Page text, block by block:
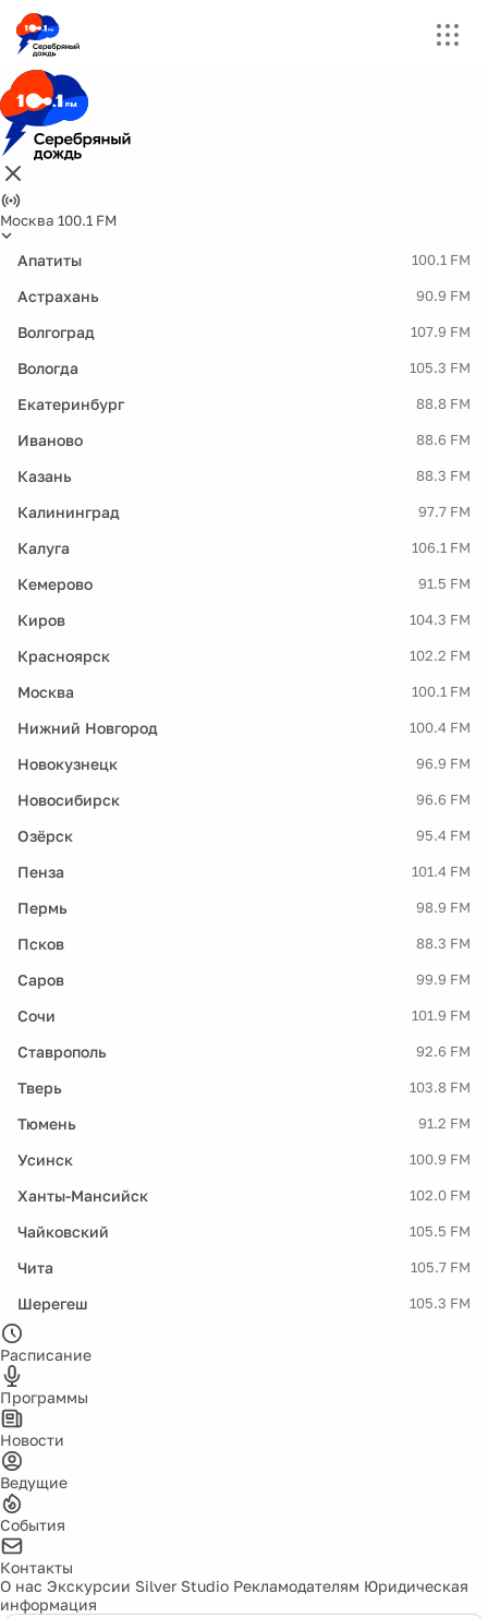
Москва 100.1 FM
Апатиты 100.1 FM
Астрахань 90.9 FM
Волгоград 107.9 FM
Вологда 105.3 FM
Екатеринбург 88.8 FM
Иваново 88.6 FM
Казань 88.3 FM
Калининград 97.7 FM
Калуга 106.1 FM
Кемерово 91.5 FM
Киров 104.3 FM
Красноярск 102.2 FM
Москва 100.1 FM
Нижний Новгород 100.4 FM
Новокузнецк 96.9 FM
Новосибирск 96.6 FM
Озёрск 95.4 FM
Пенза 101.4 FM
Пермь 98.9 FM
Псков 88.3 FM
Саров 99.9 FM
Сочи 101.9 FM
Ставрополь 92.6 FM
Тверь 103.8 FM
Тюмень 91.2 FM
Усинск 100.9 FM
Ханты-Мансийск 102.0 FM
Чайковский 105.5 FM
Чита 105.7 FM
Шерегеш 105.3 FM
Расписание
Программы
Новости
Ведущие
События
Контакты
О нас Экскурсии Silver Studio Рекламодателям Юридическая
информация